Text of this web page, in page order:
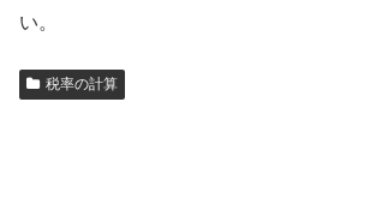
い。
税率の計算